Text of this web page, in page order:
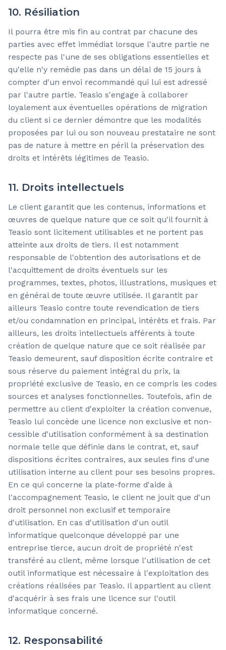
10. Résiliation
Il pourra être mis fin au contrat par chacune des
parties avec effet immédiat lorsque l'autre partie ne
respecte pas l'une de ses obligations essentielles et
qu'elle n'y remédie pas dans un délai de 15 jours à
compter d'un envoi recommandé qui lui est adressé
par l'autre partie. Teasio s'engage à collaborer
loyalement aux éventuelles opérations de migration
du client si ce dernier démontre que les modalités
proposées par lui ou son nouveau prestataire ne sont
pas de nature à mettre en péril la préservation des
droits et intérêts légitimes de Teasio.
11. Droits intellectuels
Le client garantit que les contenus, informations et
œuvres de quelque nature que ce soit qu'il fournit à
Teasio sont licitement utilisables et ne portent pas
atteinte aux droits de tiers. Il est notamment
responsable de l'obtention des autorisations et de
l'acquittement de droits éventuels sur les
programmes, textes, photos, illustrations, musiques et
en général de toute œuvre utilisée. Il garantit par
ailleurs Teasio contre toute revendication de tiers
et/ou condamnation en principal, intérêts et frais. Par
ailleurs, les droits intellectuels afférents à toute
création de quelque nature que ce soit réalisée par
Teasio demeurent, sauf disposition écrite contraire et
sous réserve du paiement intégral du prix, la
propriété exclusive de Teasio, en ce compris les codes
sources et analyses fonctionnelles. Toutefois, afin de
permettre au client d'exploiter la création convenue,
Teasio lui concède une licence non exclusive et non-
cessible d'utilisation conformément à sa destination
normale telle que définie dans le contrat, et, sauf
dispositions écrites contraires, aux seules fins d'une
utilisation interne au client pour ses besoins propres.
En ce qui concerne la plate-forme d'aide à
l'accompagnement Teasio, le client ne jouit que d'un
droit personnel non exclusif et temporaire
d'utilisation. En cas d'utilisation d'un outil
informatique quelconque développé par une
entreprise tierce, aucun droit de propriété n'est
transféré au client, même lorsque l'utilisation de cet
outil informatique est nécessaire à l'exploitation des
créations réalisées par Teasio. Il appartient au client
d'acquérir à ses frais une licence sur l'outil
informatique concerné.
12. Responsabilité